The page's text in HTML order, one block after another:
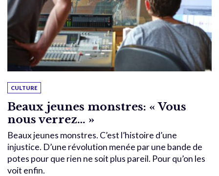
CULTURE
Beaux jeunes monstres: « Vous
nous verrez… »
Beaux jeunes monstres. C’est l’histoire d’une
injustice. D’une révolution menée par une bande de
potes pour que rien ne soit plus pareil. Pour qu’on les
voit enfin.